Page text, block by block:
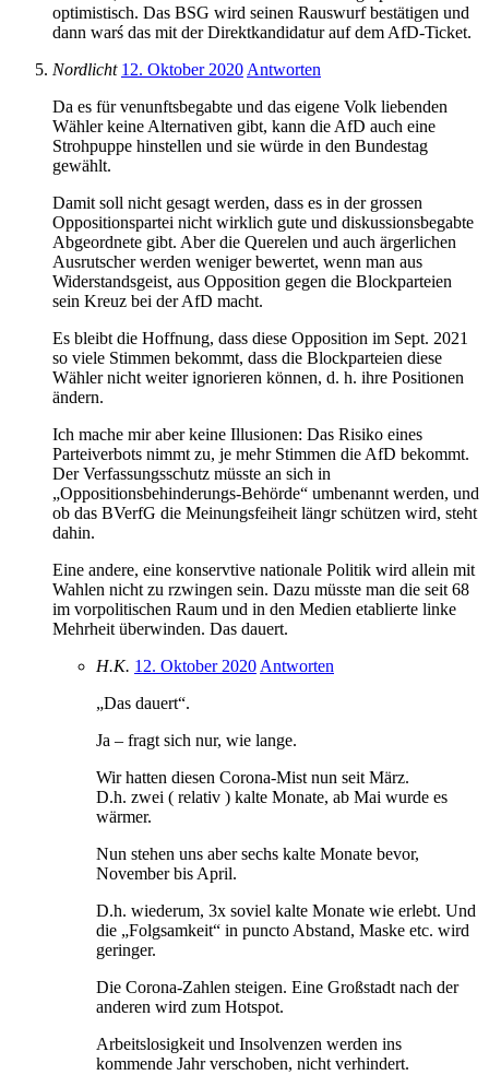
optimistisch. Das BSG wird seinen Rauswurf bestätigen und
dann warś das mit der Direktkandidatur auf dem AfD-Ticket.
Nordlicht 12. Oktober 2020 Antworten
Da es für venunftsbegabte und das eigene Volk liebenden
Wähler keine Alternativen gibt, kann die AfD auch eine
Strohpuppe hinstellen und sie würde in den Bundestag
gewählt.
Damit soll nicht gesagt werden, dass es in der grossen
Oppositionspartei nicht wirklich gute und diskussionsbegabte
Abgeordnete gibt. Aber die Querelen und auch ärgerlichen
Ausrutscher werden weniger bewertet, wenn man aus
Widerstandsgeist, aus Opposition gegen die Blockparteien
sein Kreuz bei der AfD macht.
Es bleibt die Hoffnung, dass diese Opposition im Sept. 2021
so viele Stimmen bekommt, dass die Blockparteien diese
Wähler nicht weiter ignorieren können, d. h. ihre Positionen
ändern.
Ich mache mir aber keine Illusionen: Das Risiko eines
Parteiverbots nimmt zu, je mehr Stimmen die AfD bekommt.
Der Verfassungsschutz müsste an sich in
„Oppositionsbehinderungs-Behörde“ umbenannt werden, und
ob das BVerfG die Meinungsfeiheit längr schützen wird, steht
dahin.
Eine andere, eine konservtive nationale Politik wird allein mit
Wahlen nicht zu rzwingen sein. Dazu müsste man die seit 68
im vorpolitischen Raum und in den Medien etablierte linke
Mehrheit überwinden. Das dauert.
H.K. 12. Oktober 2020 Antworten
„Das dauert“.
Ja – fragt sich nur, wie lange.
Wir hatten diesen Corona-Mist nun seit März.
D.h. zwei ( relativ ) kalte Monate, ab Mai wurde es
wärmer.
Nun stehen uns aber sechs kalte Monate bevor,
November bis April.
D.h. wiederum, 3x soviel kalte Monate wie erlebt. Und
die „Folgsamkeit“ in puncto Abstand, Maske etc. wird
geringer.
Die Corona-Zahlen steigen. Eine Großstadt nach der
anderen wird zum Hotspot.
Arbeitslosigkeit und Insolvenzen werden ins
kommende Jahr verschoben, nicht verhindert.